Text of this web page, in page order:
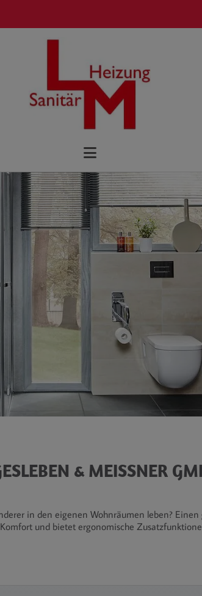
& MEISSNER
in den eigenen Wohnräumen leben?
und bietet ergonomische